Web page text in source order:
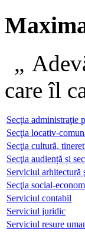
„
Secţia administraţie
Secţia locativ-
Secţia cultură,
Secţia audiență și
Serviciul arhitectură
Secţia social-
Serviciul contabil
Serviciul juridic
Serviciul resure